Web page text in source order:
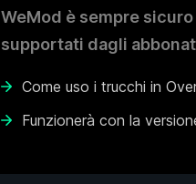
WeMod è sempre
supportati dagli
Come uso i trucchi in
Funzionerà con la